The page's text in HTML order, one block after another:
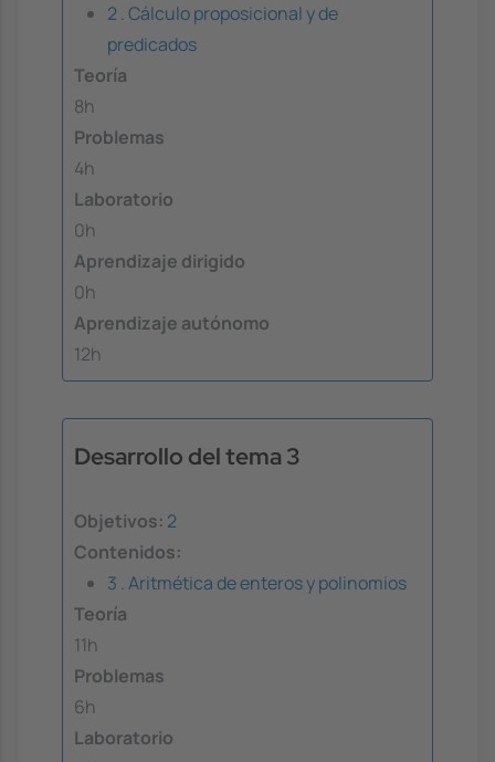
2 . Cálculo proposicional y de
predicados
Teoría
8h
Problemas
4h
Laboratorio
0h
Aprendizaje dirigido
0h
Aprendizaje autónomo
12h
Desarrollo del tema 3
Objetivos: 2
Contenidos:
3 . Aritmética de enteros y polinomios
Teoría
11h
Problemas
6h
Laboratorio